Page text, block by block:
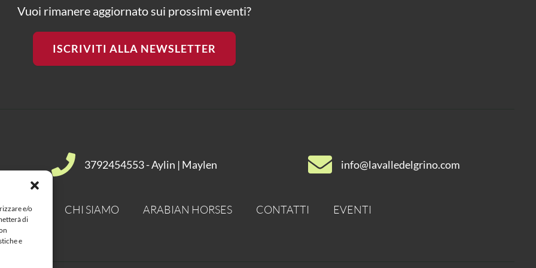
e/o
di
e
Vuoi rimanere aggiornato sui prossimi eventi?
ISCRIVITI ALLA NEWSLETTER
3792454553 - Aylin | Maylen info@lavalledelgrino.com
CHI SIAMO ARABIAN HORSES CONTATTI EVENTI